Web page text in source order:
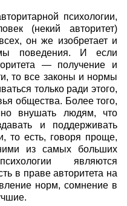
психологии,
(некий авторитет)
он же изобретает и
поведения. И если
— получение и
то все законы и нормы
только ради этого,
общества. Более того,
внушать людям, что
и поддерживать
то есть, говоря проще,
из самых больших
являются
в праве авторитета на
норм, сомнение в